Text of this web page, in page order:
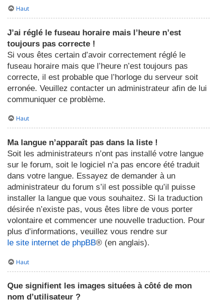
Haut
J’ai réglé le fuseau horaire mais l’heure n’est
toujours pas correcte !
Si vous êtes certain d’avoir correctement réglé le
fuseau horaire mais que l’heure n’est toujours pas
correcte, il est probable que l’horloge du serveur soit
erronée. Veuillez contacter un administrateur afin de lui
communiquer ce problème.
Haut
Ma langue n’apparaît pas dans la liste !
Soit les administrateurs n’ont pas installé votre langue
sur le forum, soit le logiciel n’a pas encore été traduit
dans votre langue. Essayez de demander à un
administrateur du forum s’il est possible qu’il puisse
installer la langue que vous souhaitez. Si la traduction
désirée n’existe pas, vous êtes libre de vous porter
volontaire et commencer une nouvelle traduction. Pour
plus d’informations, veuillez vous rendre sur
le site internet de phpBB® (en anglais).
Haut
Que signifient les images situées à côté de mon
nom d’utilisateur ?